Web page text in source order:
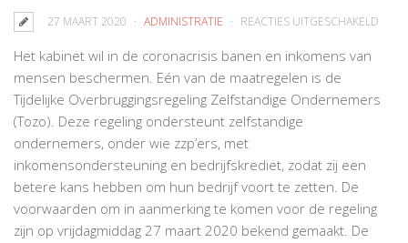
27 MAART 2020 ADMINISTRATIE REACTIES UITGESCHAKELD
Het kabinet wil in de coronacrisis banen en inkomens van
mensen beschermen. Eén van de maatregelen is de
Tijdelijke Overbruggingsregeling Zelfstandige Ondernemers
(Tozo). Deze regeling ondersteunt zelfstandige
ondernemers, onder wie zzp’ers, met
inkomensondersteuning en bedrijfskrediet, zodat zij een
betere kans hebben om hun bedrijf voort te zetten. De
voorwaarden om in aanmerking te komen voor de regeling
zijn op vrijdagmiddag 27 maart 2020 bekend gemaakt. De